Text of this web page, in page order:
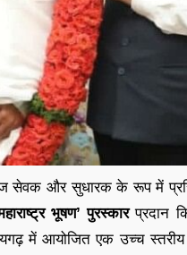
सेवक और सुधारक के रूप में
भूषण’ पुरस्कारप्रदान
में आयोजित एक उच्च